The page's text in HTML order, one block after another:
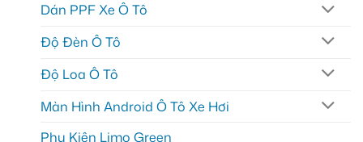
Dán PPF Xe Ô Tô
Độ Đèn Ô Tô
Độ Loa Ô Tô
Màn Hình Android Ô Tô Xe Hơi
Phụ Kiện Limo Green